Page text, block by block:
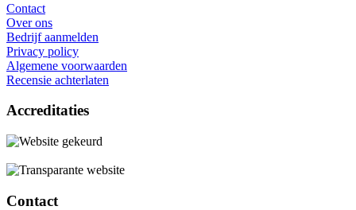
Contact
Over ons
Bedrijf aanmelden
Privacy policy
Algemene voorwaarden
Recensie achterlaten
Accreditaties
Contact